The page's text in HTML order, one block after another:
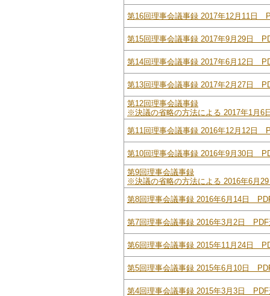
第16回理事会議事録 2017年12月11日
第15回理事会議事録 2017年9月29日
第14回理事会議事録 2017年6月12日
第13回理事会議事録 2017年2月27日
第12回理事会議事録
※決議の省略の方法による 2017年1月
第11回理事会議事録 2016年12月12日
第10回理事会議事録 2016年9月30日
第9回理事会議事録
※決議の省略の方法による 2016年6月
第8回理事会議事録 2016年6月14日
第7回理事会議事録 2016年3月2日
第6回理事会議事録 2015年11月24日
第5回理事会議事録 2015年6月10日
第4回理事会議事録 2015年3月3日